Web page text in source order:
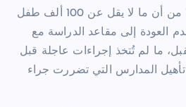
حذّرت منظمة “اليونيسف” من أن ما لا يقل عن 100 ألف طفل
العودة إلى مقاعد الدراسة مع
ما لم تُتخذ إجراءات عاجلة قبل
تأهيل المدارس التي تضررت جراء